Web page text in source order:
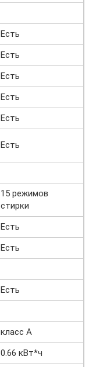
Есть
Есть
Есть
Есть
Есть
Есть
15 режимов
стирки
Есть
Есть
Есть
класс A
0.66 кВт*ч